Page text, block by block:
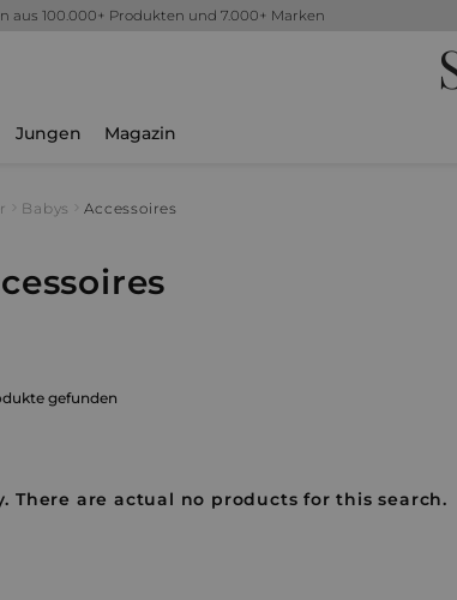
aus 100.000+ Produkten und 7.000+ Marken
Jungen Magazin
Babys Accessoires
gefunden
There are actual no products for this search.